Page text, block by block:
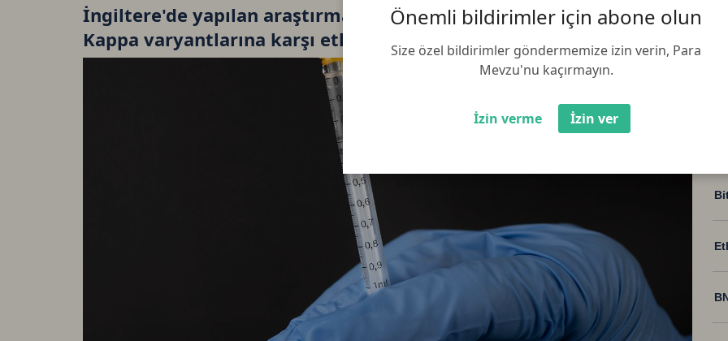
Önemli bildirimler için abone olun
Size özel bildirimler göndermemize izin verin, Para
Mevzu'nu kaçırmayın.
İzin verme İzin ver
İngiltere'de yapılan araştırma Pfizer Biontech aşısının Delta ve
Kappa varyantlarına karşı etkisini ortaya koydu